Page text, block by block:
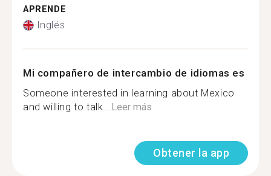
APRENDE
Inglés
Mi compañero de intercambio de idiomas es
Someone interested in learning about Mexico
and willing to talk...Leer más
Obtener la app